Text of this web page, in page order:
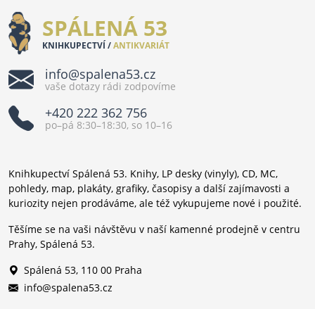
SPÁLENÁ 53
KNIHKUPECTVÍ /ANTIKVARIÁT
info@spalena53.cz
vaše dotazy rádi zodpovíme
+420 222 362 756
po–pá 8:30–18:30, so 10–16
Knihkupectví Spálená 53. Knihy, LP desky (vinyly), CD, MC,
pohledy, map, plakáty, grafiky, časopisy a další zajímavosti a
kuriozity nejen prodáváme, ale též vykupujeme nové i použité.
Těšíme se na vaši návštěvu v naší kamenné prodejně v centru
Prahy, Spálená 53.
Spálená 53, 110 00 Praha
info@spalena53.cz